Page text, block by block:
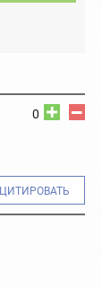
0
ЦИТИРОВАТЬ